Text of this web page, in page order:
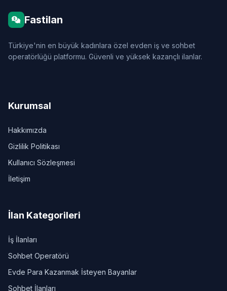
Fastilan
Türkiye'nin en büyük kadınlara özel evden iş ve sohbet
operatörlüğü platformu. Güvenli ve yüksek kazançlı ilanlar.
Kurumsal
Hakkımızda
Gizlilik Politikası
Kullanıcı Sözleşmesi
İletişim
İlan Kategorileri
İş İlanları
Sohbet Operatörü
Evde Para Kazanmak İsteyen Bayanlar
Sohbet İlanları